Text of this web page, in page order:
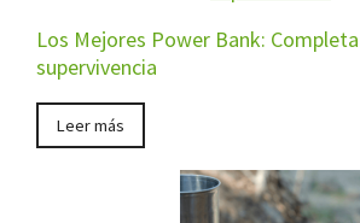
Los Mejores Power Bank:
supervivencia
Leer más